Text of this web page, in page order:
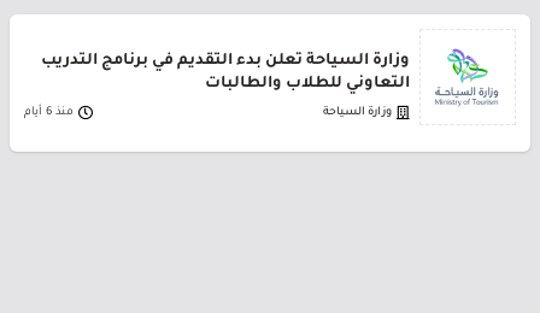
وزارة السياحة تعلن بدء التقديم في برنامج التدريب
التعاوني للطلاب والطالبات
وزارة السياحة منذ 6 أيام